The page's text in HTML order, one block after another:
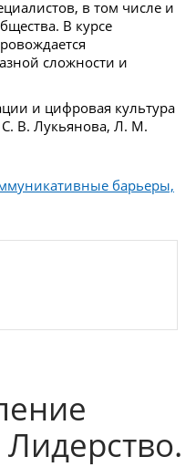
в том числе и
В курсе
сложности и
и цифровая культура
В. Лукьянова, Л. М.
барьеры,